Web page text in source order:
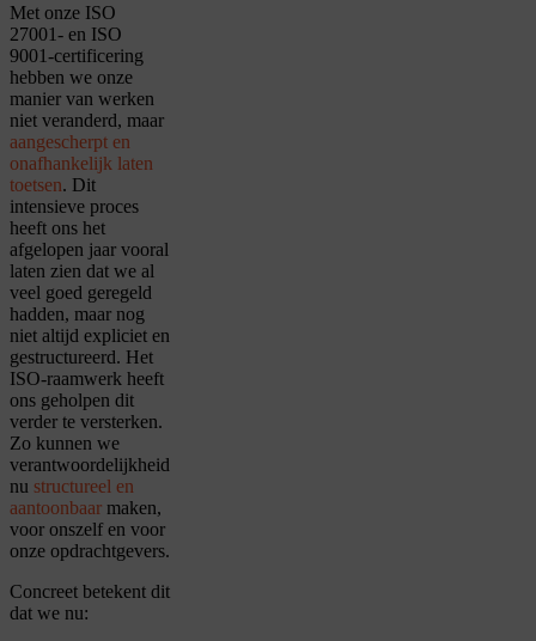
Met onze ISO
27001- en ISO
9001-certificering
hebben we onze
manier van werken
niet veranderd, maar
aangescherpt en
onafhankelijk laten
toetsen. Dit
intensieve proces
heeft ons het
afgelopen jaar vooral
laten zien dat we al
veel goed geregeld
hadden, maar nog
niet altijd expliciet en
gestructureerd. Het
ISO-raamwerk heeft
ons geholpen dit
verder te versterken.
Zo kunnen we
verantwoordelijkheid
nu structureel en
aantoonbaar maken,
voor onszelf en voor
onze opdrachtgevers.
Concreet betekent dit
dat we nu: